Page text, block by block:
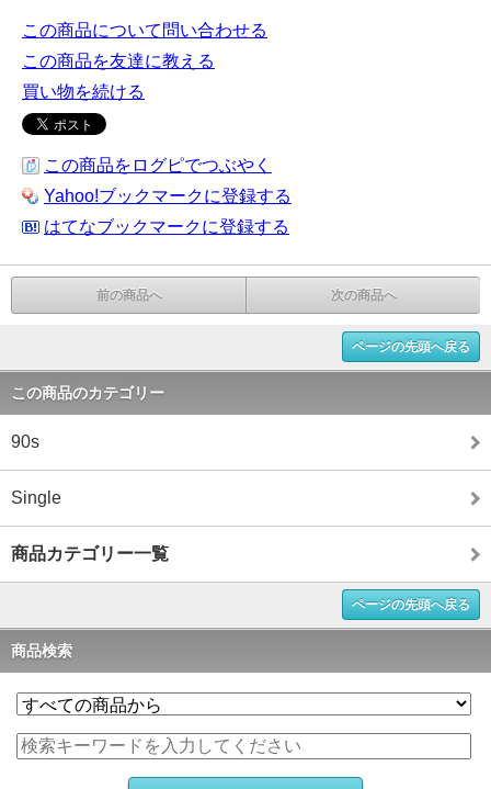
この商品について問い合わせる
この商品を友達に教える
買い物を続ける
この商品をログピでつぶやく
Yahoo!ブックマークに登録する
はてなブックマークに登録する
前の商品へ 次の商品へ
ページの先頭へ戻る
この商品のカテゴリー
90s
Single
商品カテゴリー一覧
ページの先頭へ戻る
商品検索